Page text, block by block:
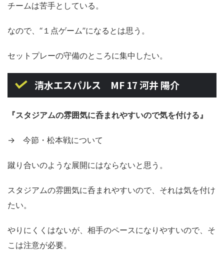
チームは苦手としている。
なので、“１点ゲーム”になるとは思う。
セットプレーの守備のところに集中したい。
清水エスパルス MF 17 河井 陽介
『スタジアムの雰囲気に呑まれやすいので気を付ける』
→ 今節・松本戦について
蹴り合いのような展開にはならないと思う。
スタジアムの雰囲気に呑まれやすいので、それは気を付け
たい。
やりにくくはないが、相手のペースになりやすいので、そ
こは注意が必要。